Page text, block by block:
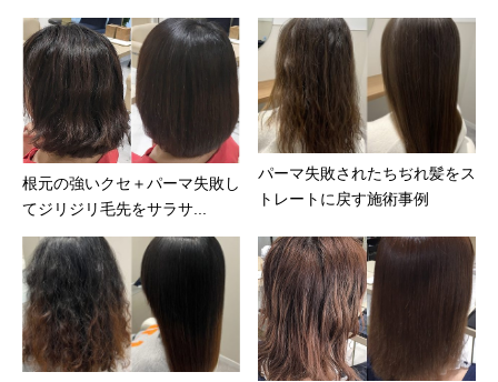
根元の強いクセ＋パーマ失敗し
てジリジリ毛先をサラサ...
パーマ失敗されたちぢれ髪をス
トレートに戻す施術事例